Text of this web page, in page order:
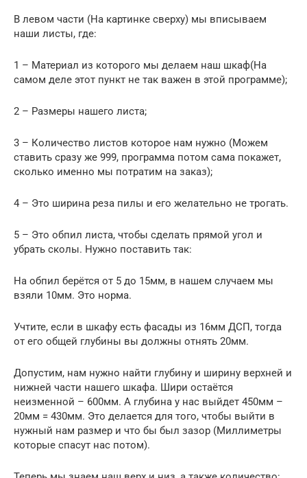
В левом части (На картинке сверху) мы вписываем
наши листы, где:
1 – Материал из которого мы делаем наш шкаф(На
самом деле этот пункт не так важен в этой программе);
2 – Размеры нашего листа;
3 – Количество листов которое нам нужно (Можем
ставить сразу же 999, программа потом сама покажет,
сколько именно мы потратим на заказ);
4 – Это ширина реза пилы и его желательно не трогать.
5 – Это обпил листа, чтобы сделать прямой угол и
убрать сколы. Нужно поставить так:
На обпил берётся от 5 до 15мм, в нашем случаем мы
взяли 10мм. Это норма.
Учтите, если в шкафу есть фасады из 16мм ДСП, тогда
от его общей глубины вы должны отнять 20мм.
Допустим, нам нужно найти глубину и ширину верхней и
нижней части нашего шкафа. Шири остаётся
неизменной – 600мм. А глубина у нас выйдет 450мм –
20мм = 430мм. Это делается для того, чтобы выйти в
нужный нам размер и что бы был зазор (Миллиметры
которые спасут нас потом).